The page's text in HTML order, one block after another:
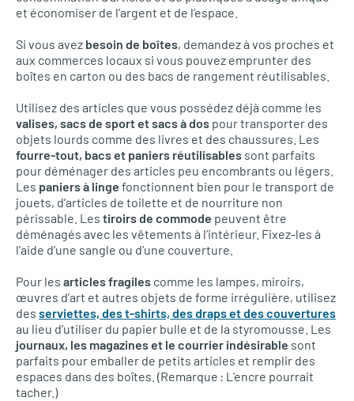
et économiser de l’argent et de l’espace.
Si vous avez besoin de boîtes, demandez à vos proches et
aux commerces locaux si vous pouvez emprunter des
boîtes en carton ou des bacs de rangement réutilisables.
Utilisez des articles que vous possédez déjà comme les
valises, sacs de sport et sacs à dos pour transporter des
objets lourds comme des livres et des chaussures. Les
fourre-tout, bacs et paniers réutilisables sont parfaits
pour déménager des articles peu encombrants ou légers.
Les paniers à linge fonctionnent bien pour le transport de
jouets, d’articles de toilette et de nourriture non
périssable. Les tiroirs de commode peuvent être
déménagés avec les vêtements à l’intérieur. Fixez-les à
l’aide d’une sangle ou d’une couverture.
Pour les articles fragiles comme les lampes, miroirs,
œuvres d’art et autres objets de forme irrégulière, utilisez
des serviettes, des t-shirts, des draps et des couvertures
au lieu d’utiliser du papier bulle et de la styromousse. Les
journaux, les magazines et le courrier indésirable sont
parfaits pour emballer de petits articles et remplir des
espaces dans des boîtes. (Remarque : L’encre pourrait
tacher.)